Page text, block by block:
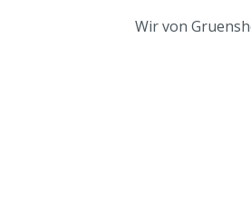
Wir von